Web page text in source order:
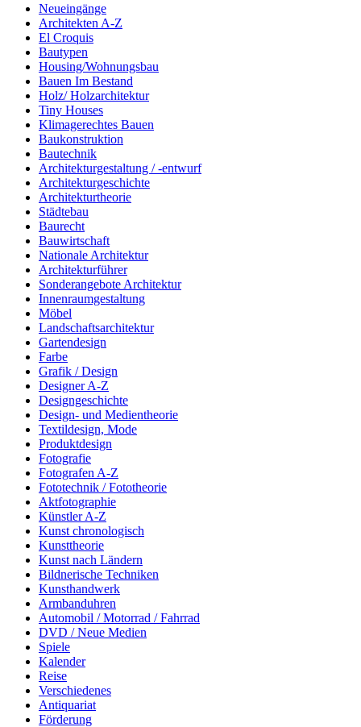
Neueingänge
Architekten A-Z
El Croquis
Bautypen
Housing/Wohnungsbau
Bauen Im Bestand
Holz/ Holzarchitektur
Tiny Houses
Klimagerechtes Bauen
Baukonstruktion
Bautechnik
Architekturgestaltung / -entwurf
Architekturgeschichte
Architekturtheorie
Städtebau
Baurecht
Bauwirtschaft
Nationale Architektur
Architekturführer
Sonderangebote Architektur
Innenraumgestaltung
Möbel
Landschaftsarchitektur
Gartendesign
Farbe
Grafik / Design
Designer A-Z
Designgeschichte
Design- und Medientheorie
Textildesign, Mode
Produktdesign
Fotografie
Fotografen A-Z
Fototechnik / Fototheorie
Aktfotographie
Künstler A-Z
Kunst chronologisch
Kunsttheorie
Kunst nach Ländern
Bildnerische Techniken
Kunsthandwerk
Armbanduhren
Automobil / Motorrad / Fahrrad
DVD / Neue Medien
Spiele
Kalender
Reise
Verschiedenes
Antiquariat
Förderung